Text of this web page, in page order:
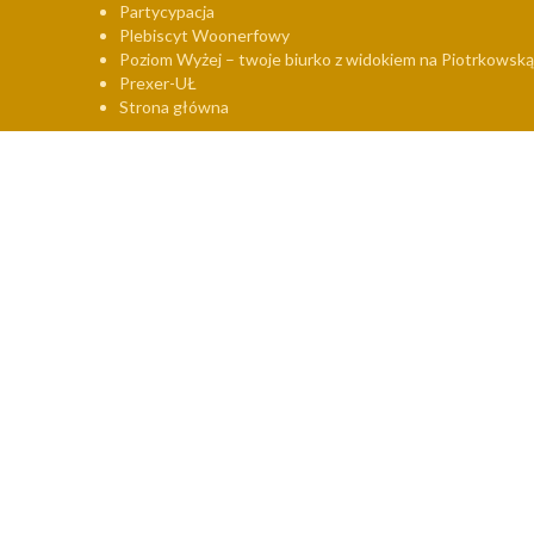
Partycypacja
Plebiscyt Woonerfowy
Poziom Wyżej – twoje biurko z widokiem na Piotrkowską
Prexer-UŁ
Strona główna